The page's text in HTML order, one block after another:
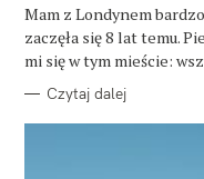
O
R
I
Mam z Londynem
zaczęła się 8 lat temu.
mi się w tym mieście:
Czytaj dalej